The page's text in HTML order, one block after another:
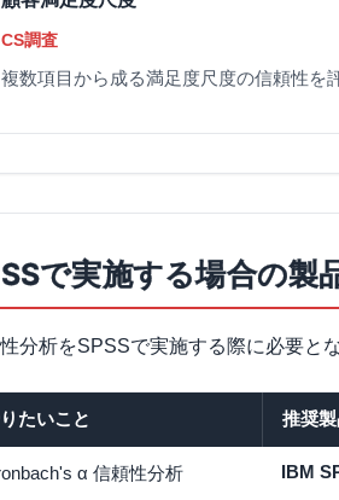
CS調査
複数項目から成る満足度尺度の信頼性を
で実施する場合の製
分析をSPSSで実施する際に必要と
たいこと 推奨
α 信頼性分析 IBM